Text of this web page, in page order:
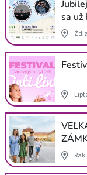
sa už